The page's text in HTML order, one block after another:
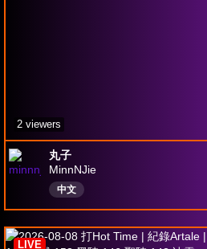
丸子
MinnNJie
中文
2 viewers
LIVE